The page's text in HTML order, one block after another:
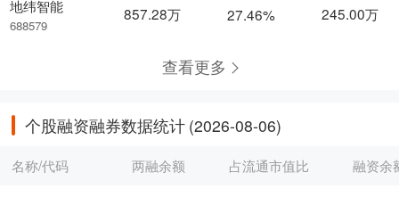
地纬智能
688579
857.28万 27.46% 245.00万
查看更多
个股融资融券数据统计 (2026-08-06)
名称/代码 两融余额 占流通市值比 融资余